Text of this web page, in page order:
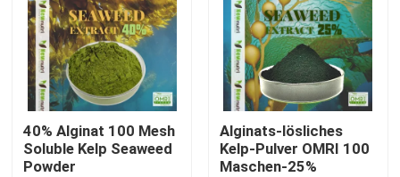
40% Alginat 100 Mesh
Soluble Kelp Seaweed
Powder
Alginats-lösliches
Kelp-Pulver OMRI 100
Maschen-25%